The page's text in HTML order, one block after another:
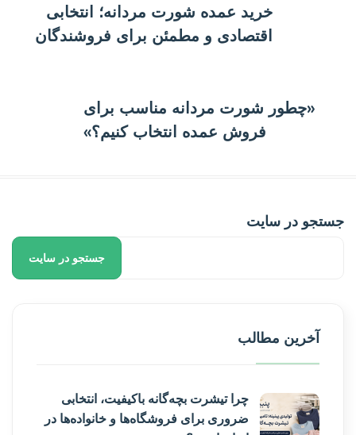
خرید عمده شورت مردانه؛ انتخابی
اقتصادی و مطمئن برای فروشندگان
«چطور شورت مردانه مناسب برای
فروش عمده انتخاب کنیم؟»
جستجو در سایت
جستجو در سایت
آخرین مطالب
چرا تیشرت بچه‌گانه باکیفیت، انتخابی
ضروری برای فروشگاه‌ها و خانواده‌ها در